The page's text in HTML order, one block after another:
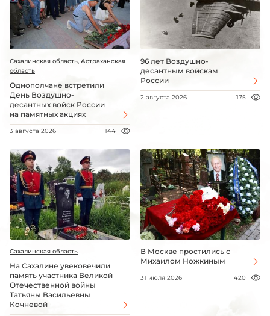
Сахалинская область, Астраханская
область
Однополчане встретили
День Воздушно-
десантных войск России
на памятных акциях
3 августа 2026 144
96 лет Воздушно-
десантным войскам
России
2 августа 2026 175
Сахалинская область
На Сахалине увековечили
память участника Великой
Отечественной войны
Татьяны Васильевны
Кочневой
В Москве простились с
Михаилом Ножкиным
31 июля 2026 420